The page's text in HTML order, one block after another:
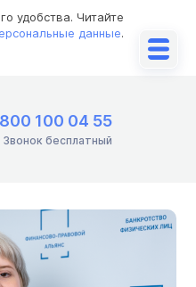
удобства. Читайте
данные.
100 04 55
Звонок бесплатный